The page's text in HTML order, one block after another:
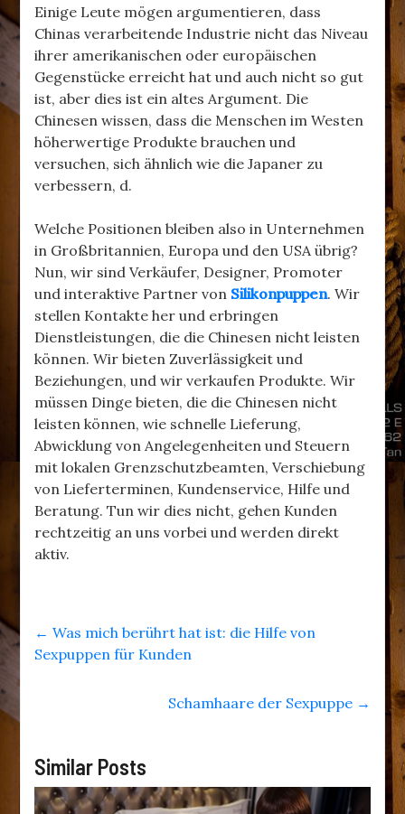
Einige Leute mögen argumentieren, dass
Chinas verarbeitende Industrie nicht das Niveau
ihrer amerikanischen oder europäischen
Gegenstücke erreicht hat und auch nicht so gut
ist, aber dies ist ein altes Argument. Die
Chinesen wissen, dass die Menschen im Westen
höherwertige Produkte brauchen und
versuchen, sich ähnlich wie die Japaner zu
verbessern, d.
Welche Positionen bleiben also in Unternehmen
in Großbritannien, Europa und den USA übrig?
Nun, wir sind Verkäufer, Designer, Promoter
und interaktive Partner von Silikonpuppen. Wir
stellen Kontakte her und erbringen
Dienstleistungen, die die Chinesen nicht leisten
können. Wir bieten Zuverlässigkeit und
Beziehungen, und wir verkaufen Produkte. Wir
müssen Dinge bieten, die die Chinesen nicht
leisten können, wie schnelle Lieferung,
Abwicklung von Angelegenheiten und Steuern
mit lokalen Grenzschutzbeamten, Verschiebung
von Lieferterminen, Kundenservice, Hilfe und
Beratung. Tun wir dies nicht, gehen Kunden
rechtzeitig an uns vorbei und werden direkt
aktiv.
← Was mich berührt hat ist: die Hilfe von
Sexpuppen für Kunden
Schamhaare der Sexpuppe →
Similar Posts